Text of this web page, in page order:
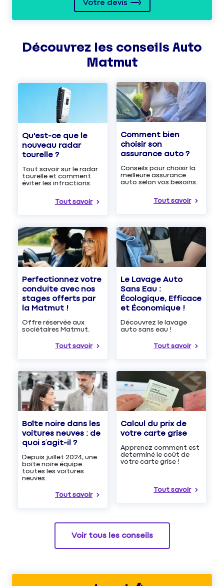
Votre devis
Découvrez les conseils Auto
Matmut
Qu'est-ce que le
nouveau radar
tourelle ?
Tout savoir sur le radar
tourelle et comment
éviter les infractions.
Tout savoir
Comment bien
choisir son
assurance auto ?
Conseils pour choisir la
meilleure assurance
auto selon vos besoins.
Tout savoir
Perfectionnez votre
conduite avec nos
stages offerts par
la Matmut !
Offre réservée aux
sociétaires Matmut.
Tout savoir
Le Lavage Auto
Sans Eau :
Écologique, Efficace
et Économique !
Découvrez le lavage
auto sans eau !
Tout savoir
Boîte noire dans les
voitures neuves : de
quoi s’agit-il ?
Depuis juillet 2024, une
boîte noire équipe
toutes les voitures
neuves.
Tout savoir
Calcul du prix de
votre carte grise
Apprenez comment est
determiné le coût de
votre carte grise !
Tout savoir
Voir tous les conseils